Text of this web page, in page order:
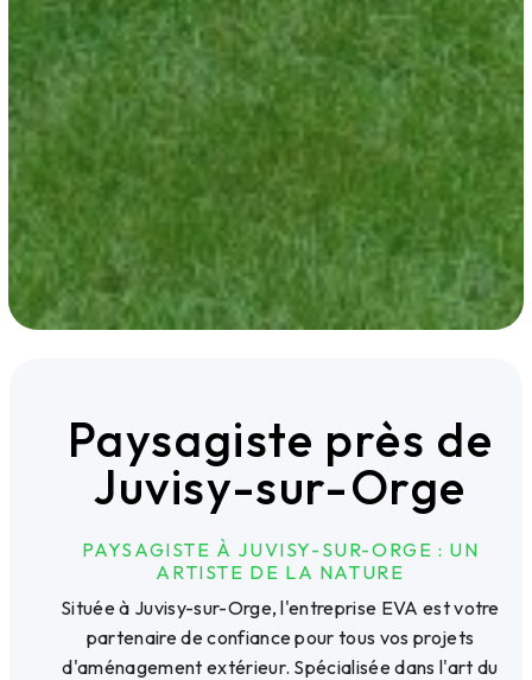
Paysagiste près de
Juvisy-sur-Orge
PAYSAGISTE À JUVISY-SUR-ORGE : UN
ARTISTE DE LA NATURE
Située à Juvisy-sur-Orge, l'entreprise EVA est votre
partenaire de confiance pour tous vos projets
d'aménagement extérieur. Spécialisée dans l'art du